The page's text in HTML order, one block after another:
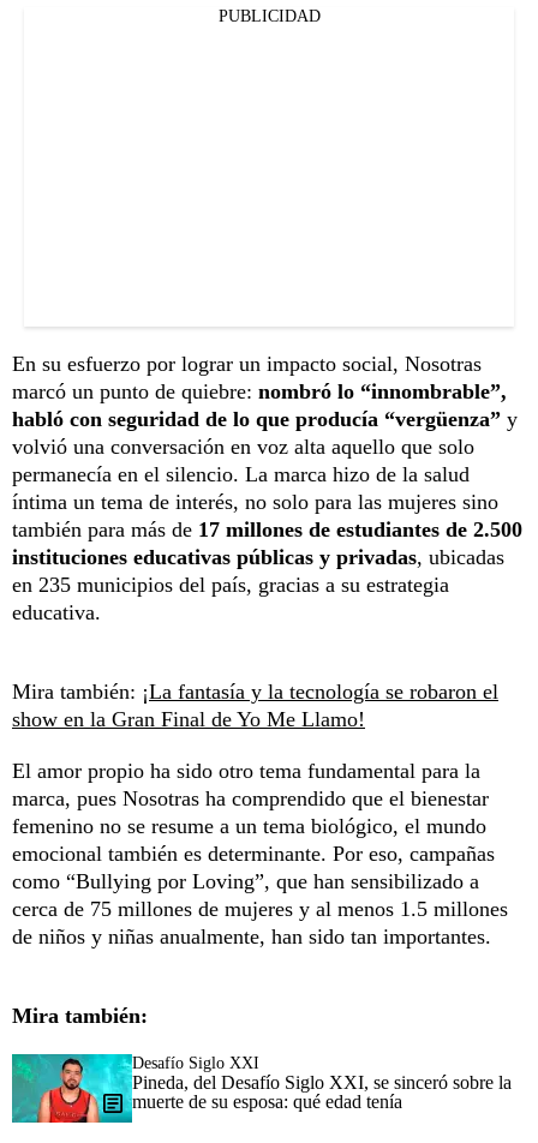
PUBLICIDAD
En su esfuerzo por lograr un impacto social, Nosotras
marcó un punto de quiebre: nombró lo “innombrable”,
habló con seguridad de lo que producía “vergüenza” y
volvió una conversación en voz alta aquello que solo
permanecía en el silencio. La marca hizo de la salud
íntima un tema de interés, no solo para las mujeres sino
también para más de 17 millones de estudiantes de 2.500
instituciones educativas públicas y privadas, ubicadas
en 235 municipios del país, gracias a su estrategia
educativa.
Mira también: ¡La fantasía y la tecnología se robaron el
show en la Gran Final de Yo Me Llamo!
El amor propio ha sido otro tema fundamental para la
marca, pues Nosotras ha comprendido que el bienestar
femenino no se resume a un tema biológico, el mundo
emocional también es determinante. Por eso, campañas
como “Bullying por Loving”, que han sensibilizado a
cerca de 75 millones de mujeres y al menos 1.5 millones
de niños y niñas anualmente, han sido tan importantes.
Mira también:
Desafío Siglo XXI
Pineda, del Desafío Siglo XXI, se sinceró sobre la
muerte de su esposa: qué edad tenía